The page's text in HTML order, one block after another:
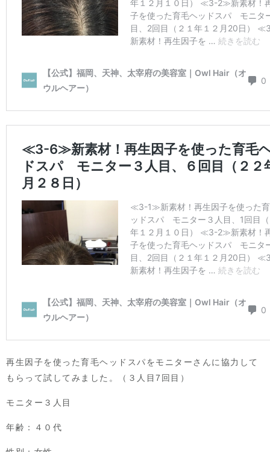
再生因子を使った育毛ヘッドスパをモニターさんに協力して
もらって試してみました。（３人目7回目）
モニター３人目
年齢：４０代